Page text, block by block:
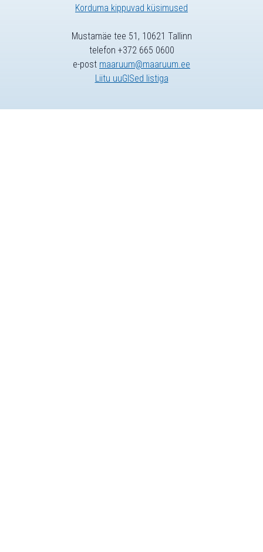
Korduma kippuvad küsimused
Mustamäe tee 51, 10621 Tallinn
telefon +372 665 0600
e-post maaruum@maaruum.ee
Liitu uuGISed listiga